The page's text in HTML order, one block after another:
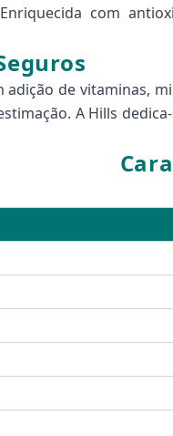
com
de vitaminas,
A Hills